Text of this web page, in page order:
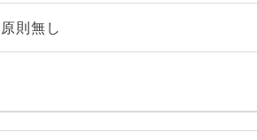
原則無し